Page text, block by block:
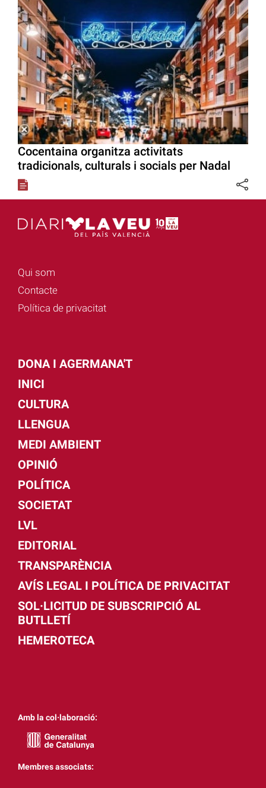
Cocentaina organitza activitats
tradicionals, culturals i socials per Nadal
Qui som
Contacte
Política de privacitat
DONA I AGERMANA'T
INICI
CULTURA
LLENGUA
MEDI AMBIENT
OPINIÓ
POLÍTICA
SOCIETAT
LVL
EDITORIAL
TRANSPARÈNCIA
AVÍS LEGAL I POLÍTICA DE PRIVACITAT
SOL·LICITUD DE SUBSCRIPCIÓ AL
BUTLLETÍ
HEMEROTECA
Amb la col·laboració:
Membres associats: